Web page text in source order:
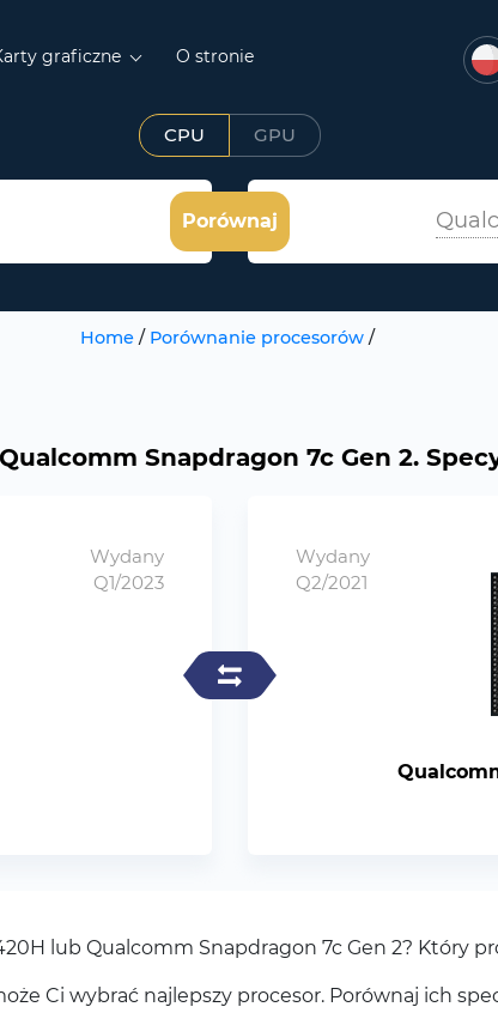
graficzne O stronie
CPU GPU
Porównaj
Home / Porównanie procesorów /
Snapdragon 7c Gen 2.
Wydany
Q1/2023
Wydany
Q2/2021
lub Qualcomm Snapdragon 7c Gen 2? Który
Ci wybrać najlepszy procesor. Porównaj ich